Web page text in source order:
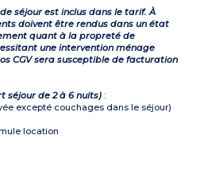
séjour est inclus dans le tarif. À
doivent être rendus dans un état
quant à la propreté de
une intervention ménage
CGV sera susceptible de facturation
séjour de 2 à 6 nuits) :
excepté couchages dans le séjour)
location